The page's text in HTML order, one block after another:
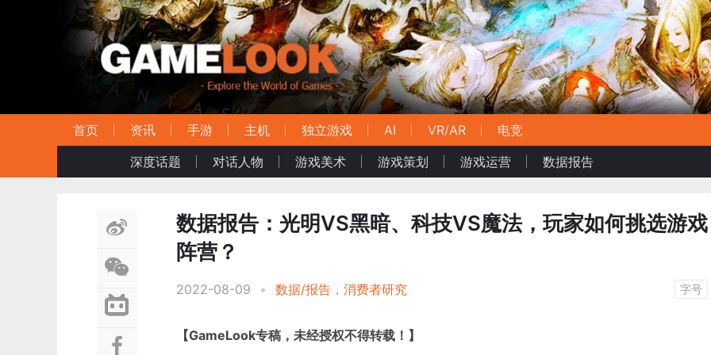
首页 资讯 手游 主机 独立游戏 AI VR/AR
电竞
深度话题
对话人物 游戏美术 游戏策划 游戏运营 数据报告
数据报告：光明VS黑暗、科技VS魔法，玩家如何挑选游戏
阵营？
2022-08-09 • 数据/报告 ， 消费者研究 字号
【GameLook专稿，未经授权不得转载！】